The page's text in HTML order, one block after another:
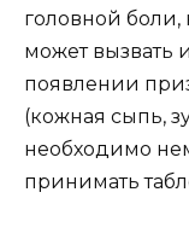
головной боли,
может вызвать
появлении
(кожная сыпь,
необходимо
принимать